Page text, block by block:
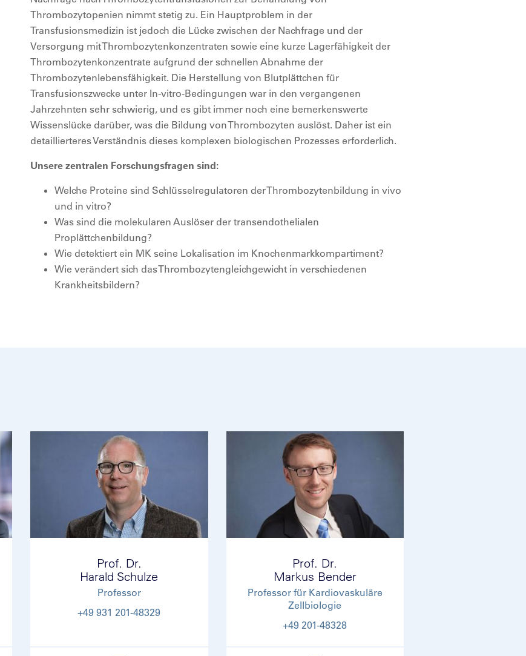
Thrombozytopenien nimmt stetig zu. Ein Hauptproblem in der
Transfusionsmedizin ist jedoch die Lücke zwischen der Nachfrage und der
Versorgung mit Thrombozytenkonzentraten sowie eine kurze Lagerfähigkeit der
Thrombozytenkonzentrate aufgrund der schnellen Abnahme der
Thrombozytenlebensfähigkeit. Die Herstellung von Blutplättchen für
Transfusionszwecke unter In-vitro-Bedingungen war in den vergangenen
Jahrzehnten sehr schwierig, und es gibt immer noch eine bemerkenswerte
Wissenslücke darüber, was die Bildung von Thrombozyten auslöst. Daher ist ein
detaillierteres Verständnis dieses komplexen biologischen Prozesses erforderlich.
Unsere zentralen Forschungsfragen sind:
Welche Proteine sind Schlüsselregulatoren der Thrombozytenbildung in vivo
und in vitro?
Was sind die molekularen Auslöser der transendothelialen
Proplättchenbildung?
Wie detektiert ein MK seine Lokalisation im Knochenmarkkompartiment?
Wie verändert sich das Thrombozytengleichgewicht in verschiedenen
Krankheitsbildern?
Prof. Dr.
Harald Schulze
Professor
+49 931 201-48329
Prof. Dr.
Markus Bender
Professor für Kardiovaskuläre
Zellbiologie
+49 201-48328